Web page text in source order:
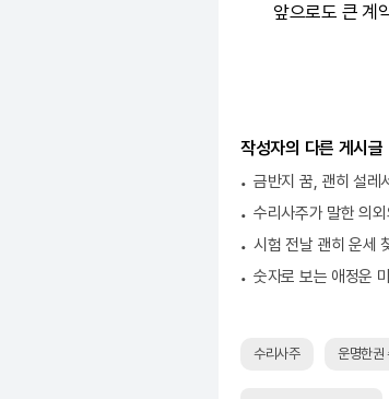
앞으로도 큰 계
작성자의 다른 게시글
금반지 꿈, 괜히 설레
수리사주가 말한 의
시험 전날 괜히 운세
숫자로 보는 애정운
수리사주 운명한권